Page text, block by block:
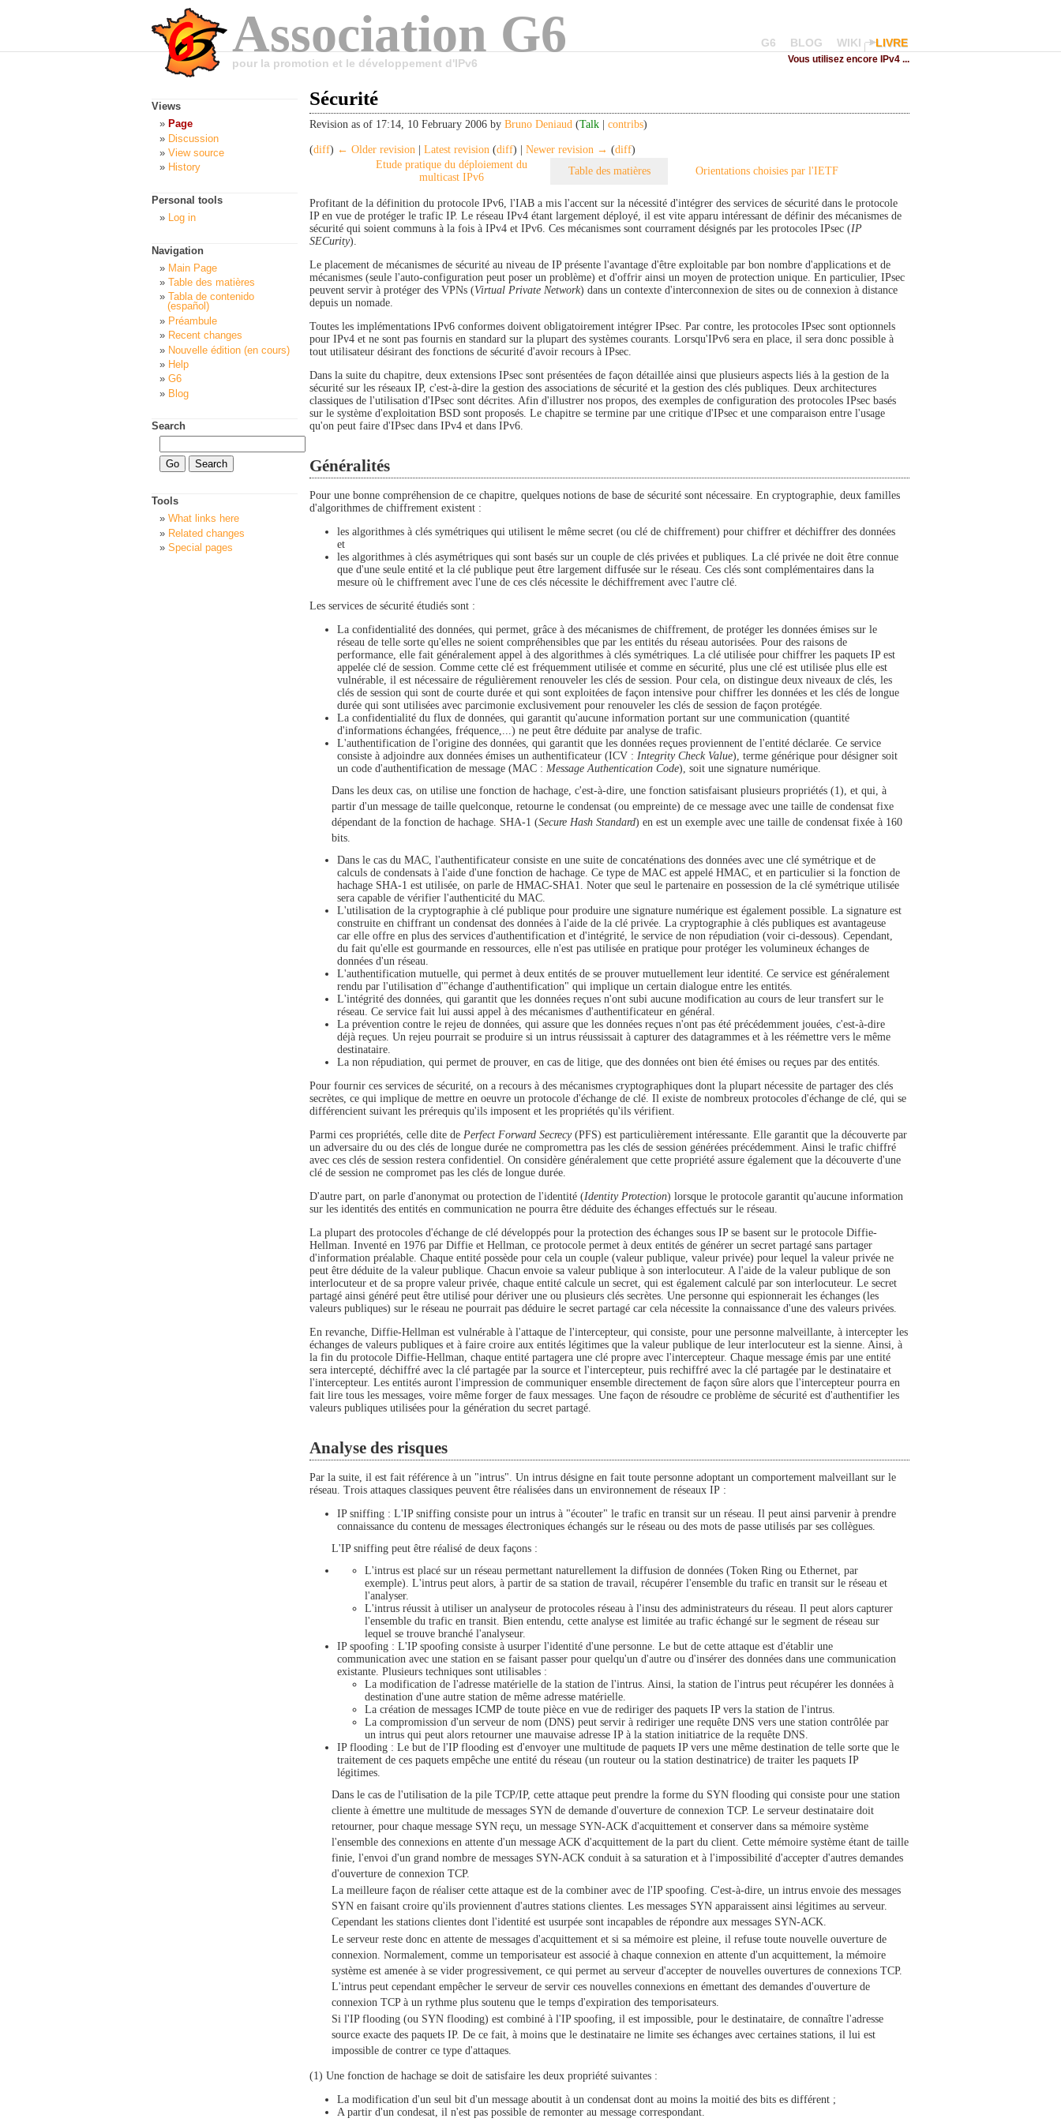
Association G6
pour la promotion et le développement d'IPv6
G6 BLOG WIKI LIVRE
Vous utilisez encore IPv4 ...
Sécurité
Revision as of 17:14, 10 February 2006 by Bruno Deniaud (Talk contribs)
(diff) ← Older revision Latest revision (diff) | Newer revision → (diff)
Etude pratique du déploiement du
multicast IPv6
Table des matières Orientations choisies par l'IETF
Profitant de la définition du protocole IPv6, l'IAB a mis l'accent sur la nécessité d'intégrer des services de sécurité dans le protocole
IP en vue de protéger le trafic IP. Le réseau IPv4 étant largement déployé, il est vite apparu intéressant de définir des mécanismes de
sécurité qui soient communs à la fois à IPv4 et IPv6. Ces mécanismes sont courrament désignés par les protocoles IPsec (IP
SECurity).
Le placement de mécanismes de sécurité au niveau de IP présente l'avantage d'être exploitable par bon nombre d'applications et de
mécanismes (seule l'auto-configuration peut poser un problème) et d'offrir ainsi un moyen de protection unique. En particulier, IPsec
peuvent servir à protéger des VPNs (Virtual Private Network) dans un contexte d'interconnexion de sites ou de connexion à distance
depuis un nomade.
Toutes les implémentations IPv6 conformes doivent obligatoirement intégrer IPsec. Par contre, les protocoles IPsec sont optionnels
pour IPv4 et ne sont pas fournis en standard sur la plupart des systèmes courants. Lorsqu'IPv6 sera en place, il sera donc possible à
tout utilisateur désirant des fonctions de sécurité d'avoir recours à IPsec.
Dans la suite du chapitre, deux extensions IPsec sont présentées de façon détaillée ainsi que plusieurs aspects liés à la gestion de la
sécurité sur les réseaux IP, c'est-à-dire la gestion des associations de sécurité et la gestion des clés publiques. Deux architectures
classiques de l'utilisation d'IPsec sont décrites. Afin d'illustrer nos propos, des exemples de configuration des protocoles IPsec basés
sur le système d'exploitation BSD sont proposés. Le chapitre se termine par une critique d'IPsec et une comparaison entre l'usage
qu'on peut faire d'IPsec dans IPv4 et dans IPv6.
Généralités
Pour une bonne compréhension de ce chapitre, quelques notions de base de sécurité sont nécessaire. En cryptographie, deux familles
d'algorithmes de chiffrement existent :
les algorithmes à clés symétriques qui utilisent le même secret (ou clé de chiffrement) pour chiffrer et déchiffrer des données
et
les algorithmes à clés asymétriques qui sont basés sur un couple de clés privées et publiques. La clé privée ne doit être connue
que d'une seule entité et la clé publique peut être largement diffusée sur le réseau. Ces clés sont complémentaires dans la
mesure où le chiffrement avec l'une de ces clés nécessite le déchiffrement avec l'autre clé.
Les services de sécurité étudiés sont :
La confidentialité des données, qui permet, grâce à des mécanismes de chiffrement, de protéger les données émises sur le
réseau de telle sorte qu'elles ne soient compréhensibles que par les entités du réseau autorisées. Pour des raisons de
performance, elle fait généralement appel à des algorithmes à clés symétriques. La clé utilisée pour chiffrer les paquets IP est
appelée clé de session. Comme cette clé est fréquemment utilisée et comme en sécurité, plus une clé est utilisée plus elle est
vulnérable, il est nécessaire de régulièrement renouveler les clés de session. Pour cela, on distingue deux niveaux de clés, les
clés de session qui sont de courte durée et qui sont exploitées de façon intensive pour chiffrer les données et les clés de longue
durée qui sont utilisées avec parcimonie exclusivement pour renouveler les clés de session de façon protégée.
La confidentialité du flux de données, qui garantit qu'aucune information portant sur une communication (quantité
d'informations échangées, fréquence,...) ne peut être déduite par analyse de trafic.
L'authentification de l'origine des données, qui garantit que les données reçues proviennent de l'entité déclarée. Ce service
consiste à adjoindre aux données émises un authentificateur (ICV : Integrity Check Value), terme générique pour désigner soit
un code d'authentification de message (MAC : Message Authentication Code), soit une signature numérique.
Dans les deux cas, on utilise une fonction de hachage, c'est-à-dire, une fonction satisfaisant plusieurs propriétés (1), et qui, à
partir d'un message de taille quelconque, retourne le condensat (ou empreinte) de ce message avec une taille de condensat fixe
dépendant de la fonction de hachage. SHA-1 (Secure Hash Standard) en est un exemple avec une taille de condensat fixée à 160
bits.
Dans le cas du MAC, l'authentificateur consiste en une suite de concaténations des données avec une clé symétrique et de
calculs de condensats à l'aide d'une fonction de hachage. Ce type de MAC est appelé HMAC, et en particulier si la fonction de
hachage SHA-1 est utilisée, on parle de HMAC-SHA1. Noter que seul le partenaire en possession de la clé symétrique utilisée
sera capable de vérifier l'authenticité du MAC.
L'utilisation de la cryptographie à clé publique pour produire une signature numérique est également possible. La signature est
construite en chiffrant un condensat des données à l'aide de la clé privée. La cryptographie à clés publiques est avantageuse
car elle offre en plus des services d'authentification et d'intégrité, le service de non répudiation (voir ci-dessous). Cependant,
du fait qu'elle est gourmande en ressources, elle n'est pas utilisée en pratique pour protéger les volumineux échanges de
données d'un réseau.
L'authentification mutuelle, qui permet à deux entités de se prouver mutuellement leur identité. Ce service est généralement
rendu par l'utilisation d'"échange d'authentification" qui implique un certain dialogue entre les entités.
L'intégrité des données, qui garantit que les données reçues n'ont subi aucune modification au cours de leur transfert sur le
réseau. Ce service fait lui aussi appel à des mécanismes d'authentificateur en général.
La prévention contre le rejeu de données, qui assure que les données reçues n'ont pas été précédemment jouées, c'est-à-dire
déjà reçues. Un rejeu pourrait se produire si un intrus réussissait à capturer des datagrammes et à les réémettre vers le même
destinataire.
La non répudiation, qui permet de prouver, en cas de litige, que des données ont bien été émises ou reçues par des entités.
Pour fournir ces services de sécurité, on a recours à des mécanismes cryptographiques dont la plupart nécessite de partager des clés
secrètes, ce qui implique de mettre en oeuvre un protocole d'échange de clé. Il existe de nombreux protocoles d'échange de clé, qui se
différencient suivant les prérequis qu'ils imposent et les propriétés qu'ils vérifient.
Parmi ces propriétés, celle dite de Perfect Forward Secrecy(PFS) est particulièrement intéressante. Elle garantit que la découverte par
un adversaire du ou des clés de longue durée ne compromettra pas les clés de session générées précédemment. Ainsi le trafic chiffré
avec ces clés de session restera confidentiel. On considère généralement que cette propriété assure également que la découverte d'une
clé de session ne compromet pas les clés de longue durée.
D'autre part, on parle d'anonymat ou protection de l'identité (Identity Protection) lorsque le protocole garantit qu'aucune information
sur les identités des entités en communication ne pourra être déduite des échanges effectués sur le réseau.
La plupart des protocoles d'échange de clé développés pour la protection des échanges sous IP se basent sur le protocole Diffie-
Hellman. Inventé en 1976 par Diffie et Hellman, ce protocole permet à deux entités de générer un secret partagé sans partager
d'information préalable. Chaque entité possède pour cela un couple (valeur publique, valeur privée) pour lequel la valeur privée ne
peut être déduite de la valeur publique. Chacun envoie sa valeur publique à son interlocuteur. A l'aide de la valeur publique de son
interlocuteur et de sa propre valeur privée, chaque entité calcule un secret, qui est également calculé par son interlocuteur. Le secret
partagé ainsi généré peut être utilisé pour dériver une ou plusieurs clés secrètes. Une personne qui espionnerait les échanges (les
valeurs publiques) sur le réseau ne pourrait pas déduire le secret partagé car cela nécessite la connaissance d'une des valeurs privées.
En revanche, Diffie-Hellman est vulnérable à l'attaque de l'intercepteur, qui consiste, pour une personne malveillante, à intercepter les
échanges de valeurs publiques et à faire croire aux entités légitimes que la valeur publique de leur interlocuteur est la sienne. Ainsi, à
la fin du protocole Diffie-Hellman, chaque entité partagera une clé propre avec l'intercepteur. Chaque message émis par une entité
sera intercepté, déchiffré avec la clé partagée par la source et l'intercepteur, puis rechiffré avec la clé partagée par le destinataire et
l'intercepteur. Les entités auront l'impression de communiquer ensemble directement de façon sûre alors que l'intercepteur pourra en
fait lire tous les messages, voire même forger de faux messages. Une façon de résoudre ce problème de sécurité est d'authentifier les
valeurs publiques utilisées pour la génération du secret partagé.
Analyse des risques
Par la suite, il est fait référence à un "intrus". Un intrus désigne en fait toute personne adoptant un comportement malveillant sur le
réseau. Trois attaques classiques peuvent être réalisées dans un environnement de réseaux IP :
IP sniffing : L'IP sniffing consiste pour un intrus à "écouter" le trafic en transit sur un réseau. Il peut ainsi parvenir à prendre
connaissance du contenu de messages électroniques échangés sur le réseau ou des mots de passe utilisés par ses collègues.
L'IP sniffing peut être réalisé de deux façons :
L'intrus est placé sur un réseau permettant naturellement la diffusion de données (Token Ring ou Ethernet, par
exemple). L'intrus peut alors, à partir de sa station de travail, récupérer l'ensemble du trafic en transit sur le réseau et
l'analyser.
L'intrus réussit à utiliser un analyseur de protocoles réseau à l'insu des administrateurs du réseau. Il peut alors capturer
l'ensemble du trafic en transit. Bien entendu, cette analyse est limitée au trafic échangé sur le segment de réseau sur
lequel se trouve branché l'analyseur.
IP spoofing : L'IP spoofing consiste à usurper l'identité d'une personne. Le but de cette attaque est d'établir une
communication avec une station en se faisant passer pour quelqu'un d'autre ou d'insérer des données dans une communication
existante. Plusieurs techniques sont utilisables :
La modification de l'adresse matérielle de la station de l'intrus. Ainsi, la station de l'intrus peut récupérer les données à
destination d'une autre station de même adresse matérielle.
La création de messages ICMP de toute pièce en vue de rediriger des paquets IP vers la station de l'intrus.
La compromission d'un serveur de nom (DNS) peut servir à rediriger une requête DNS vers une station contrôlée par
un intrus qui peut alors retourner une mauvaise adresse IP à la station initiatrice de la requête DNS.
IP flooding : Le but de l'IP flooding est d'envoyer une multitude de paquets IP vers une même destination de telle sorte que le
traitement de ces paquets empêche une entité du réseau (un routeur ou la station destinatrice) de traiter les paquets IP
légitimes.
Dans le cas de l'utilisation de la pile TCP/IP, cette attaque peut prendre la forme du SYN flooding qui consiste pour une station
cliente à émettre une multitude de messages SYN de demande d'ouverture de connexion TCP. Le serveur destinataire doit
retourner, pour chaque message SYN reçu, un message SYN-ACK d'acquittement et conserver dans sa mémoire système
l'ensemble des connexions en attente d'un message ACK d'acquittement de la part du client. Cette mémoire système étant de taille
finie, l'envoi d'un grand nombre de messages SYN-ACK conduit à sa saturation et à l'impossibilité d'accepter d'autres demandes
d'ouverture de connexion TCP.
La meilleure façon de réaliser cette attaque est de la combiner avec de l'IP spoofing. C'est-à-dire, un intrus envoie des messages
SYN en faisant croire qu'ils proviennent d'autres stations clientes. Les messages SYN apparaissent ainsi légitimes au serveur.
Cependant les stations clientes dont l'identité est usurpée sont incapables de répondre aux messages SYN-ACK.
Le serveur reste donc en attente de messages d'acquittement et si sa mémoire est pleine, il refuse toute nouvelle ouverture de
connexion. Normalement, comme un temporisateur est associé à chaque connexion en attente d'un acquittement, la mémoire
système est amenée à se vider progressivement, ce qui permet au serveur d'accepter de nouvelles ouvertures de connexions TCP.
L'intrus peut cependant empêcher le serveur de servir ces nouvelles connexions en émettant des demandes d'ouverture de
connexion TCP à un rythme plus soutenu que le temps d'expiration des temporisateurs.
Si l'IP flooding (ou SYN flooding) est combiné à l'IP spoofing, il est impossible, pour le destinataire, de connaître l'adresse
source exacte des paquets IP. De ce fait, à moins que le destinataire ne limite ses échanges avec certaines stations, il lui est
impossible de contrer ce type d'attaques.
(1) Une fonction de hachage se doit de satisfaire les deux propriété suivantes :
La modification d'un seul bit d'un message aboutit à un condensat dont au moins la moitié des bits es différent ;
A partir d'un condesat, il n'est pas possible de remonter au message correspondant.
Views
Page
Discussion
View source
History
Personal tools
Log in
Navigation
Main Page
Table des matières
Tabla de contenido
(español)
Préambule
Recent changes
Nouvelle édition (en cours)
Help
G6
Blog
Search
Tools
What links here
Related changes
Special pages